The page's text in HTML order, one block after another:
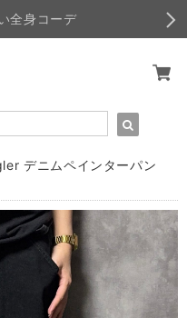
全身コーデ
デニムペインターパン